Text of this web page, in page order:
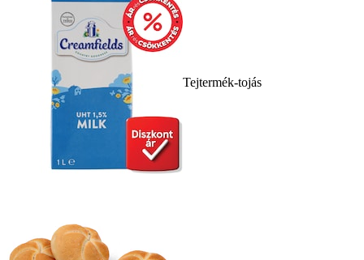
Tejtermék-tojás